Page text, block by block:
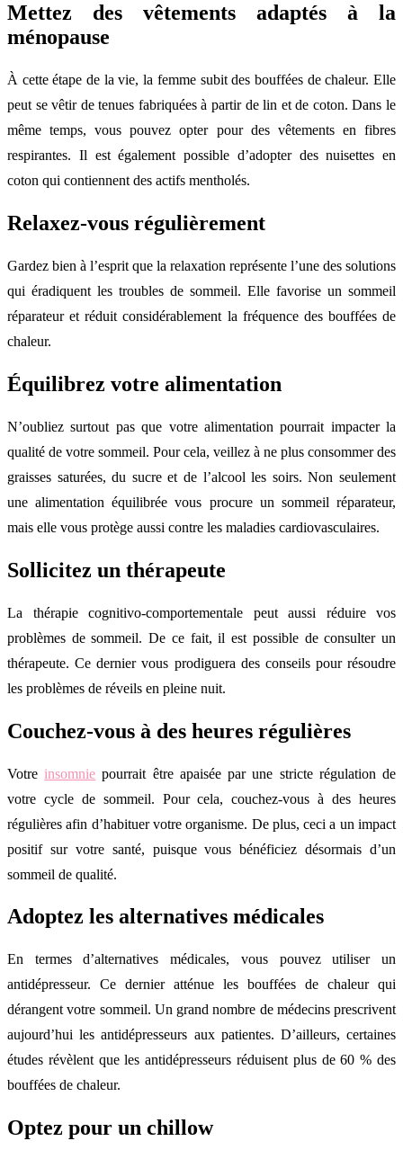
Mettez des vêtements adaptés à la
ménopause
À cette étape de la vie, la femme subit des bouffées de chaleur. Elle
peut se vêtir de tenues fabriquées à partir de lin et de coton. Dans le
même temps, vous pouvez opter pour des vêtements en fibres
respirantes. Il est également possible d’adopter des nuisettes en
coton qui contiennent des actifs mentholés.
Relaxez-vous régulièrement
Gardez bien à l’esprit que la relaxation représente l’une des solutions
qui éradiquent les troubles de sommeil. Elle favorise un sommeil
réparateur et réduit considérablement la fréquence des bouffées de
chaleur.
Équilibrez votre alimentation
N’oubliez surtout pas que votre alimentation pourrait impacter la
qualité de votre sommeil. Pour cela, veillez à ne plus consommer des
graisses saturées, du sucre et de l’alcool les soirs. Non seulement
une alimentation équilibrée vous procure un sommeil réparateur,
mais elle vous protège aussi contre les maladies cardiovasculaires.
Sollicitez un thérapeute
La thérapie cognitivo-comportementale peut aussi réduire vos
problèmes de sommeil. De ce fait, il est possible de consulter un
thérapeute. Ce dernier vous prodiguera des conseils pour résoudre
les problèmes de réveils en pleine nuit.
Couchez-vous à des heures régulières
Votre insomnie pourrait être apaisée par une stricte régulation de
votre cycle de sommeil. Pour cela, couchez-vous à des heures
régulières afin d’habituer votre organisme. De plus, ceci a un impact
positif sur votre santé, puisque vous bénéficiez désormais d’un
sommeil de qualité.
Adoptez les alternatives médicales
En termes d’alternatives médicales, vous pouvez utiliser un
antidépresseur. Ce dernier atténue les bouffées de chaleur qui
dérangent votre sommeil. Un grand nombre de médecins prescrivent
aujourd’hui les antidépresseurs aux patientes. D’ailleurs, certaines
études révèlent que les antidépresseurs réduisent plus de 60 % des
bouffées de chaleur.
Optez pour un chillow